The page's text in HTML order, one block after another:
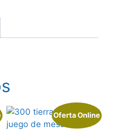
Oferta Online